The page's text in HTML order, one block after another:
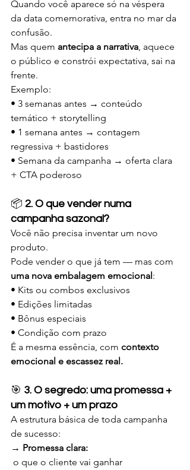
Quando você aparece só na véspera
da data comemorativa, entra no mar da
confusão.
Mas quem antecipa a narrativa, aquece
o público e constrói expectativa, sai na
frente.
Exemplo:
• 3 semanas antes → conteúdo
temático + storytelling
• 1 semana antes → contagem
regressiva + bastidores
• Semana da campanha → oferta clara
+ CTA poderoso
📦 2. O que vender numa
campanha sazonal?
Você não precisa inventar um novo
produto.
Pode vender o que já tem — mas com
uma nova embalagem emocional:
• Kits ou combos exclusivos
• Edições limitadas
• Bônus especiais
• Condição com prazo
É a mesma essência, com contexto
emocional e escassez real.
🎯 3. O segredo: uma promessa +
um motivo + um prazo
A estrutura básica de toda campanha
de sucesso:
→ Promessa clara:
o que o cliente vai ganhar